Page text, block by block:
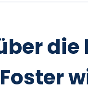
Foster